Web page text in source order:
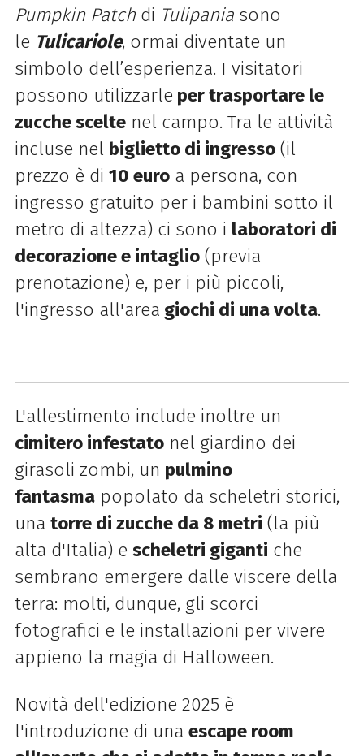
Pumpkin Patchdi Tulipania sono
le Tulicariole, ormai diventate un
simbolo dell’esperienza. I visitatori
possono utilizzarle per trasportare le
zucche scelte nel campo. Tra le attività
incluse nel biglietto di ingresso(il
prezzo è di 10 euroa persona, con
ingresso gratuito per i bambini sotto il
metro di altezza) ci sono i laboratori di
decorazione e intaglio(previa
prenotazione) e, per i più piccoli,
l'ingresso all'area giochi di una volta.
L'allestimento include inoltre un
cimitero infestato nel giardino dei
girasoli zombi, un pulmino
fantasma popolato da scheletri storici,
una torre di zuccheda 8 metri (la più
alta d'Italia) e scheletri giganti che
sembrano emergere dalle viscere della
terra: molti, dunque, gli scorci
fotografici e le installazioni per vivere
appieno la magia di Halloween.
Novità dell'edizione 2025 è
l'introduzione di una escape room